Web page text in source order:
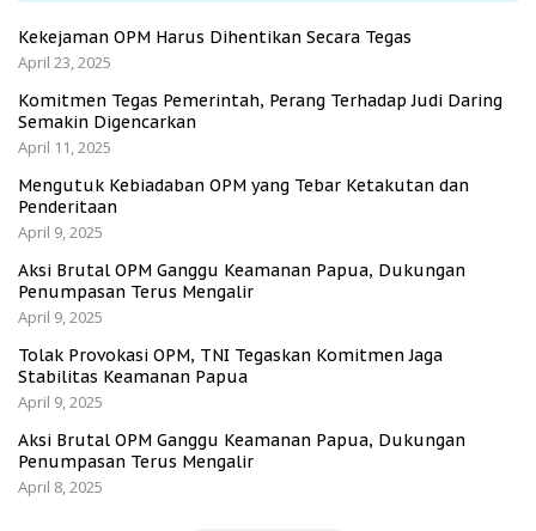
Kekejaman OPM Harus Dihentikan Secara Tegas
April 23, 2025
Komitmen Tegas Pemerintah, Perang Terhadap Judi Daring
Semakin Digencarkan
April 11, 2025
Mengutuk Kebiadaban OPM yang Tebar Ketakutan dan
Penderitaan
April 9, 2025
Aksi Brutal OPM Ganggu Keamanan Papua, Dukungan
Penumpasan Terus Mengalir
April 9, 2025
Tolak Provokasi OPM, TNI Tegaskan Komitmen Jaga
Stabilitas Keamanan Papua
April 9, 2025
Aksi Brutal OPM Ganggu Keamanan Papua, Dukungan
Penumpasan Terus Mengalir
April 8, 2025